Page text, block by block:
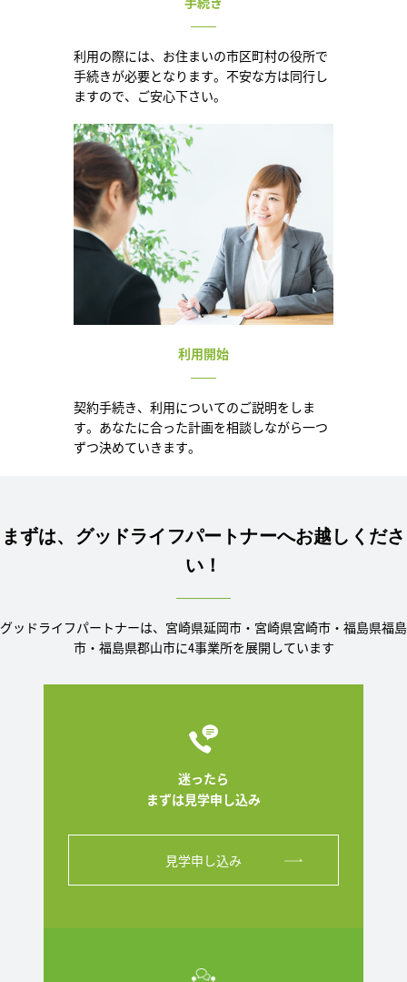
利用の際には、お住まいの市区町村の役所で
手続きが必要となります。不安な方は同行し
ますので、ご安心下さい。
利用開始
契約手続き、利用についてのご説明をしま
す。あなたに合った計画を相談しながら一つ
ずつ決めていきます。
まずは、グッドライフパートナーへお越しくださ
い！
グッドライフパートナーは、宮崎県延岡市・宮崎県宮崎市・福島県福島
市・福島県郡山市に4事業所を展開しています
迷ったら
まずは見学申し込み
見学申し込み